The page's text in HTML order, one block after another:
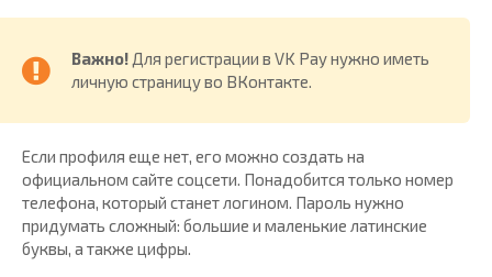
Важно! Для регистрации в VK Pay нужно иметь
личную страницу во ВКонтакте.
Если профиля еще нет, его можно создать на
официальном сайте соцсети. Понадобится только номер
телефона, который станет логином. Пароль нужно
придумать сложный: большие и маленькие латинские
буквы, а также цифры.